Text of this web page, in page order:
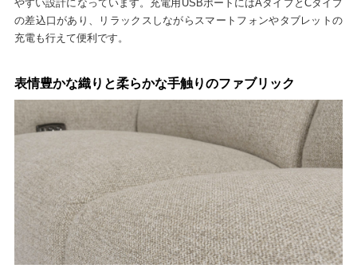
やすい設計になっています。充電用USBポートにはAタイプとCタイプ
の差込口があり、リラックスしながらスマートフォンやタブレットの
充電も行えて便利です。
表情豊かな織りと柔らかな手触りのファブリック